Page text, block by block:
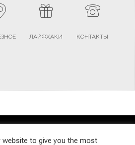
ЛАЙФХАКИ КОНТАКТЫ
PRIVACY POLICY SITEMAP
to give you the most